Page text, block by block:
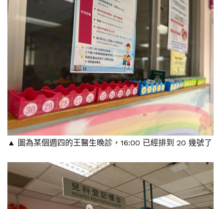
▲ 圖為某個週四的王醫生晚診，16:00 已經排到 20 幾號了